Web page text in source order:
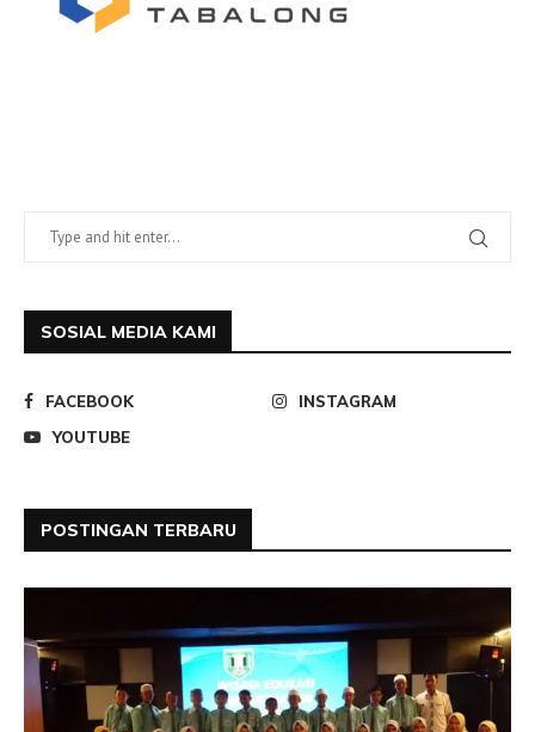
SOSIAL MEDIA KAMI
FACEBOOK
INSTAGRAM
YOUTUBE
POSTINGAN TERBARU